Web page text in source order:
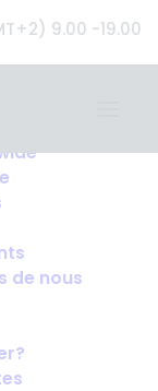
9.00 -19.00
faisons)
de nous